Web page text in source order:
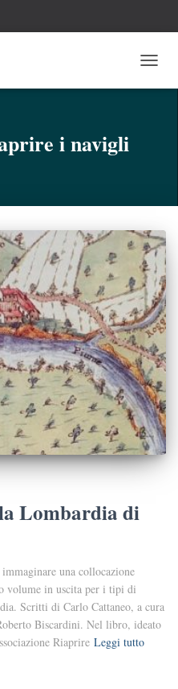
i navigli
Lombardia di
una collocazione
volume in uscita per i tipi di
Scritti di Carlo Cattaneo, a cura
Biscardini. Nel libro, ideato
Riaprire Leggi tutto